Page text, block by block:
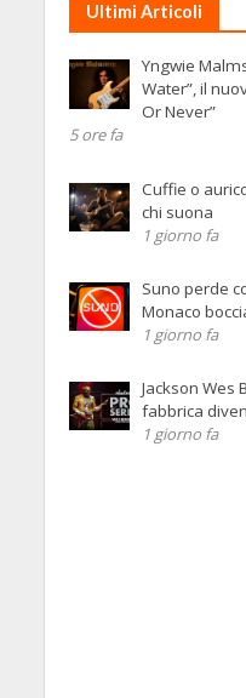
Ultimi Articoli
Yngwie
Water”, il
Or Never”
5 ore fa
Cuffie o
chi suona
1 giorno fa
Suno perde
Monaco
1 giorno fa
Jackson Wes
fabbrica
1 giorno fa